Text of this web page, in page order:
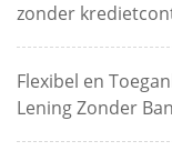
zonder
Flexibel en
Lening Zonder